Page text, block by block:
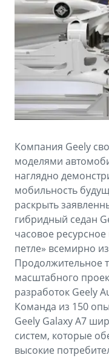
OKAVANGO
от 3 429 990 ₽*
от 3 079 990 ₽*
Аксессуары
Зарядные устройства
ФИНАНСЫ И УСЛУГИ
Расчет КАСКО
Страхование
GEELY Лизинг
Советы по
Спецпредложения
ПОДДЕРЖКА
Гарантия Geely
Сервисная книжка
Вопросы и ответы
Компания Geely
моделями
наглядно
мобильность
раскрыть
гибридный седан
часовое
петле» всемирно
Продолжительное
масштабного
разработок Geely
Команда из 150
Geely Galaxy A7
систем, которые
высокие